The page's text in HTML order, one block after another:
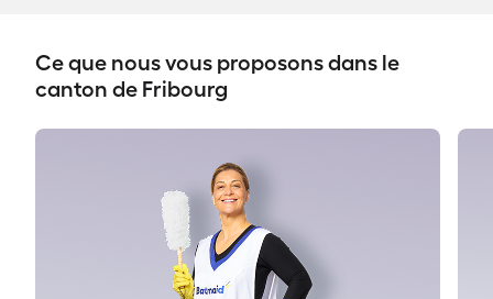
Ce que nous vous proposons dans le
canton de Fribourg